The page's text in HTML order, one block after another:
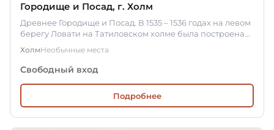
Городище и Посад, г. Холм
Древнее Городище и Посад. В 1535 – 1536 годах на левом
берегу Ловати на Татиловском холме была построена
ХолмНеобычные места
Свободный вход
Подробнее